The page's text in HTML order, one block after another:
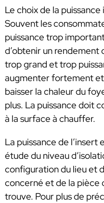
Le choix de la
Souvent les
puissance trop
d’obtenir un rendement
trop grand et trop
augmenter fortement
baisser la chaleur du
plus. La puissance doit
à la surface à chauffer.
La puissance de
étude du niveau
configuration du lieu et
concerné et de la pièce
trouve. Pour plus de